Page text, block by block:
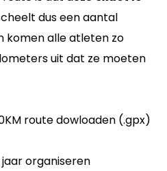
dus een aantal
komen alle atleten zo
uit dat ze moeten
route dowloaden (.gpx)
organiseren